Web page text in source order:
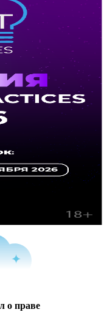
о праве